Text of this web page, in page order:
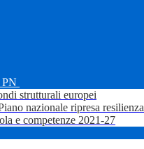
strutturali europei
nazionale ripresa resilienza
e competenze 2021-27